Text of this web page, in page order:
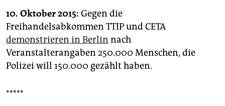
10. Oktober 2015: Gegen die
Freihandelsabkommen TTIP und CETA
demonstrieren in Berlin nach
Veranstalterangaben 250.000 Menschen, die
Polizei will 150.000 gezählt haben.
*****